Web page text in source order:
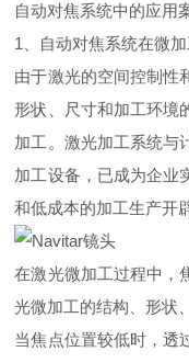
自动对焦系统中的应用
1、自动对焦系统在微
由于激光的空间控制性
形状、尺寸和加工环境
加工。激光加工系统与
加工设备，已成为企业
和低成本的加工生产开
在激光微加工过程中，
光微加工的结构、形状
当焦点位置较低时，透